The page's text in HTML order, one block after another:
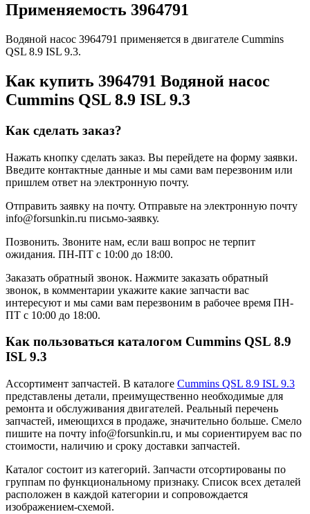
Применяемость 3964791
Водяной насос 3964791 применяется в двигателе Cummins
QSL 8.9 ISL 9.3.
Как купить 3964791 Водяной насос
Cummins QSL 8.9 ISL 9.3
Как сделать заказ?
Нажать кнопку сделать заказ. Вы перейдете на форму заявки.
Введите контактные данные и мы сами вам перезвоним или
пришлем ответ на электронную почту.
Отправить заявку на почту. Отправьте на электронную почту
info@forsunkin.ru письмо-заявку.
Позвонить. Звоните нам, если ваш вопрос не терпит
ожидания. ПН-ПТ с 10:00 до 18:00.
Заказать обратный звонок. Нажмите заказать обратный
звонок, в комментарии укажите какие запчасти вас
интересуют и мы сами вам перезвоним в рабочее время ПН-
ПТ с 10:00 до 18:00.
Как пользоваться каталогом Cummins QSL 8.9
ISL 9.3
Ассортимент запчастей. В каталоге Cummins QSL 8.9 ISL 9.3
представлены детали, преимущественно необходимые для
ремонта и обслуживания двигателей. Реальный перечень
запчастей, имеющихся в продаже, значительно больше. Смело
пишите на почту info@forsunkin.ru, и мы сориентируем вас по
стоимости, наличию и сроку доставки запчастей.
Каталог состоит из категорий. Запчасти отсортированы по
группам по функциональному признаку. Список всех деталей
расположен в каждой категории и сопровождается
изображением-схемой.